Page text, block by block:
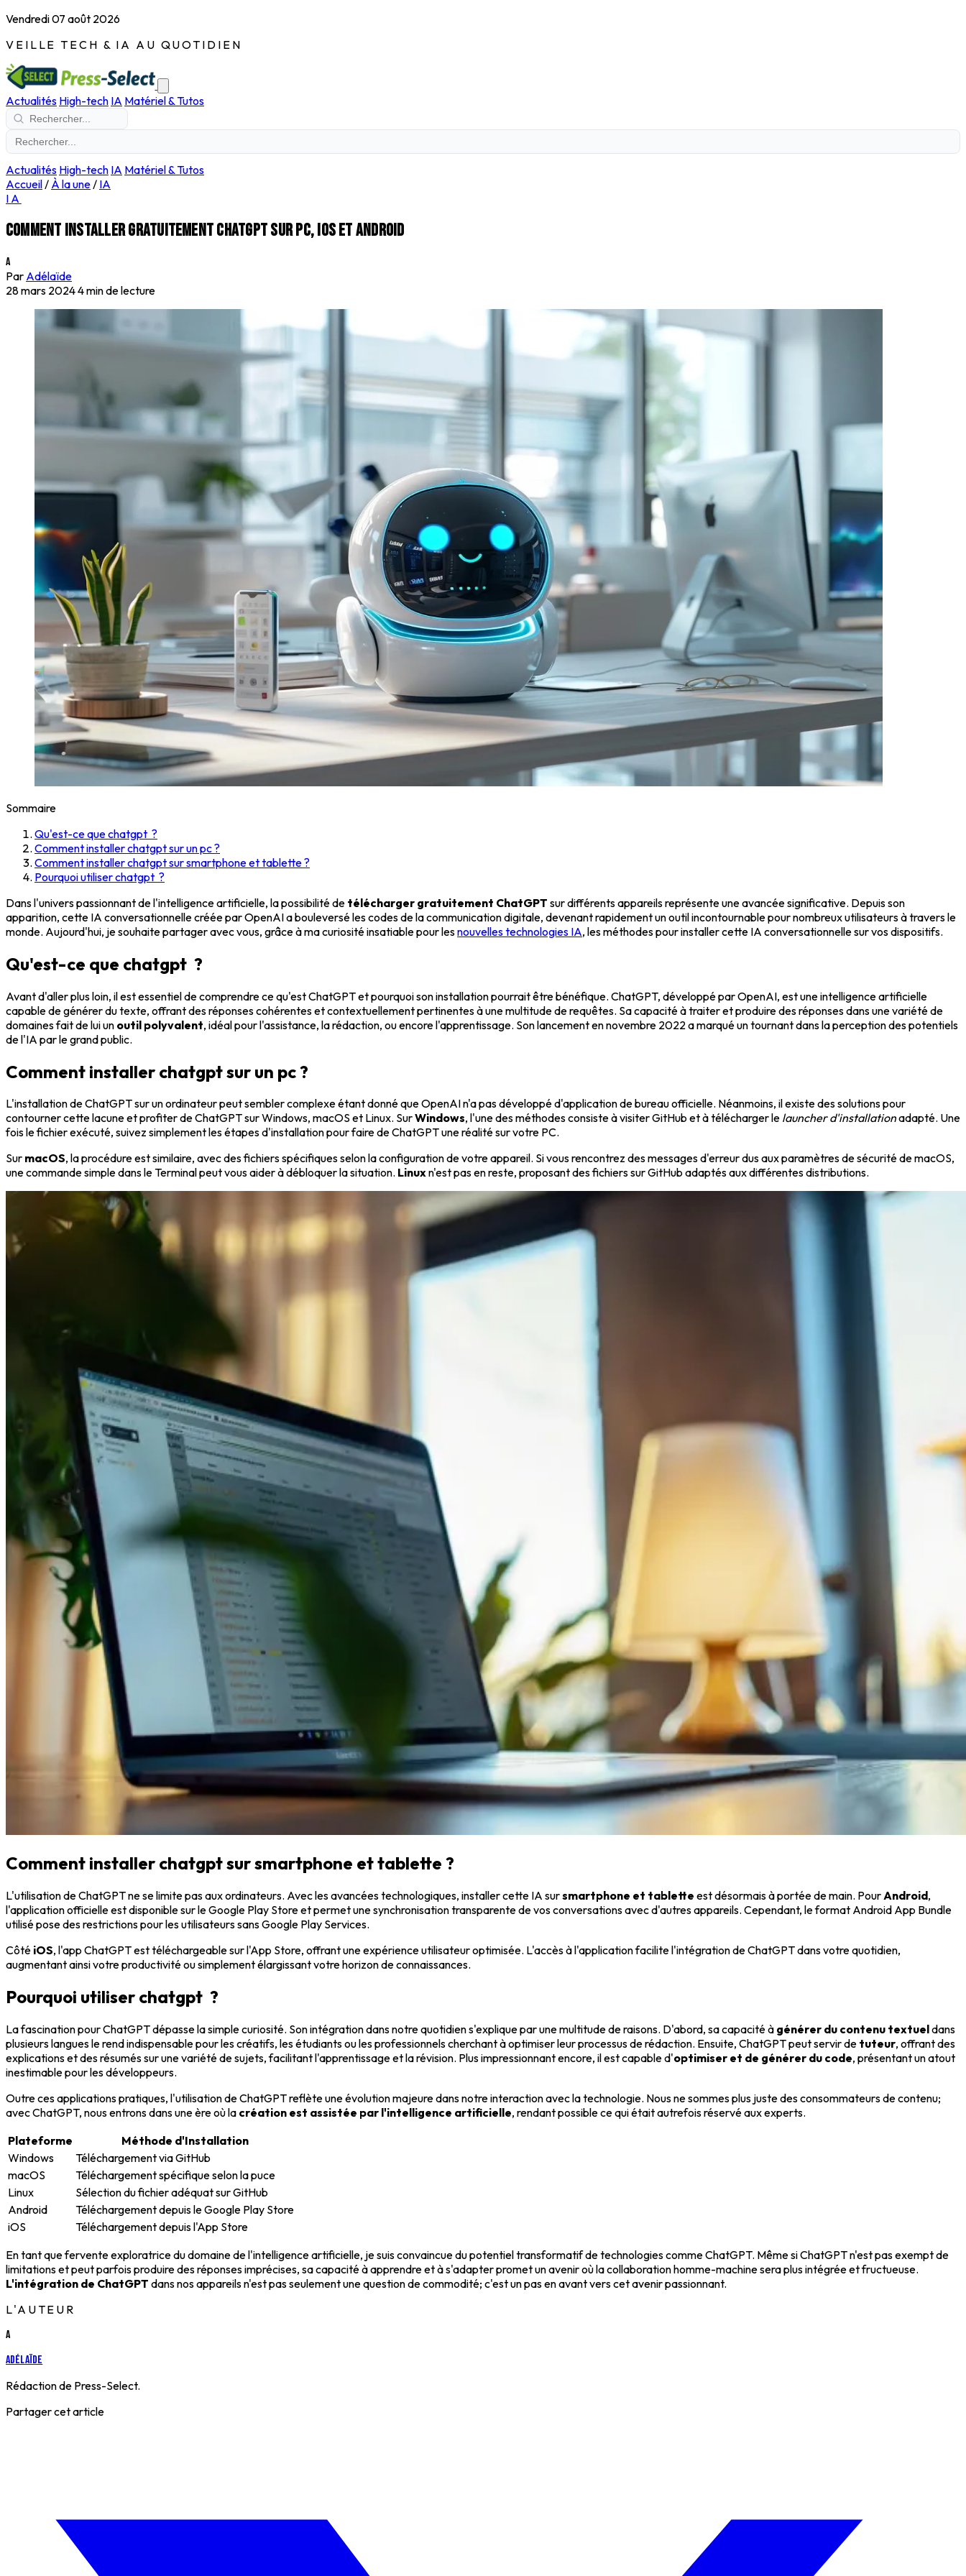
Vendredi 07 août 2026
VEILLE TECH & IA AU QUOTIDIEN
Actualités High-tech IA Matériel & Tutos
Actualités High-tech IA Matériel & Tutos
Accueil/ À la une/ IA
IA
Comment installer gratuitement ChatGPT sur PC, iOS et Android
A
Par Adélaïde
28 mars 20244 min de lecture
Sommaire
Qu'est-ce que chatgpt ?
Comment installer chatgpt sur un pc ?
Comment installer chatgpt sur smartphone et tablette ?
Pourquoi utiliser chatgpt ?
Dans l'univers passionnant de l'intelligence artificielle, la possibilité de télécharger gratuitement ChatGPT sur différents appareils représente une avancée significative. Depuis son
apparition, cette IA conversationnelle créée par OpenAI a bouleversé les codes de la communication digitale, devenant rapidement un outil incontournable pour nombreux utilisateurs à travers le
monde. Aujourd'hui, je souhaite partager avec vous, grâce à ma curiosité insatiable pour lesnouvelles technologies IA, les méthodes pour installer cette IA conversationnelle sur vos dispositifs.
Qu'est-ce que chatgpt ?
Avant d'aller plus loin, il est essentiel de comprendre ce qu'est ChatGPT et pourquoi son installation pourrait être bénéfique. ChatGPT, développé par OpenAI, est une intelligence artificielle
capable de générer du texte, offrant des réponses cohérentes et contextuellement pertinentes à une multitude de requêtes. Sa capacité à traiter et produire des réponses dans une variété de
domaines fait de lui un outil polyvalent, idéal pour l'assistance, la rédaction, ou encore l'apprentissage. Son lancement en novembre 2022 a marqué un tournant dans la perception des potentiels
de l'IA par le grand public.
Comment installer chatgpt sur un pc ?
L'installation de ChatGPT sur un ordinateur peut sembler complexe étant donné que OpenAI n'a pas développé d'application de bureau officielle. Néanmoins, il existe des solutions pour
contourner cette lacune et profiter de ChatGPT sur Windows, macOS et Linux. SurWindows, l'une des méthodes consiste à visiter GitHub et à télécharger le launcher d'installationadapté. Une
fois le fichier exécuté, suivez simplement les étapes d'installation pour faire de ChatGPT une réalité sur votre PC.
Sur macOS, la procédure est similaire, avec des fichiers spécifiques selon la configuration de votre appareil. Si vous rencontrez des messages d'erreur dus aux paramètres de sécurité de macOS,
une commande simple dans le Terminal peut vous aider à débloquer la situation. Linuxn'est pas en reste, proposant des fichiers sur GitHub adaptés aux différentes distributions.
Comment installer chatgpt sur smartphone et tablette ?
L'utilisation de ChatGPT ne se limite pas aux ordinateurs. Avec les avancées technologiques, installer cette IA sursmartphone et tablette est désormais à portée de main. PourAndroid,
l'application officielle est disponible sur le Google Play Store et permet une synchronisation transparente de vos conversations avec d'autres appareils. Cependant, le format Android App Bundle
utilisé pose des restrictions pour les utilisateurs sans Google Play Services.
Côté iOS, l'app ChatGPT est téléchargeable sur l'App Store, offrant une expérience utilisateur optimisée. L'accès à l'application facilite l'intégration de ChatGPT dans votre quotidien,
augmentant ainsi votre productivité ou simplement élargissant votre horizon de connaissances.
Pourquoi utiliser chatgpt ?
La fascination pour ChatGPT dépasse la simple curiosité. Son intégration dans notre quotidien s'explique par une multitude de raisons. D'abord, sa capacité à générer du contenu textueldans
plusieurs langues le rend indispensable pour les créatifs, les étudiants ou les professionnels cherchant à optimiser leur processus de rédaction. Ensuite, ChatGPT peut servir de tuteur, offrant des
explications et des résumés sur une variété de sujets, facilitant l'apprentissage et la révision. Plus impressionnant encore, il est capable d'optimiser et de générer du code, présentant un atout
inestimable pour les développeurs.
Outre ces applications pratiques, l'utilisation de ChatGPT reflète une évolution majeure dans notre interaction avec la technologie. Nous ne sommes plus juste des consommateurs de contenu;
avec ChatGPT, nous entrons dans une ère où la création est assistée par l'intelligence artificielle, rendant possible ce qui était autrefois réservé aux experts.
Plateforme
Méthode d'Installation
Windows
Téléchargement via GitHub
macOS
Téléchargement spécifique selon la puce
Linux
Sélection du fichier adéquat sur GitHub
Android
Téléchargement depuis le Google Play Store
iOS
Téléchargement depuis l'App Store
En tant que fervente exploratrice du domaine de l'intelligence artificielle, je suis convaincue du potentiel transformatif de technologies comme ChatGPT. Même si ChatGPT n'est pas exempt de
limitations et peut parfois produire des réponses imprécises, sa capacité à apprendre et à s'adapter promet un avenir où la collaboration homme-machine sera plus intégrée et fructueuse.
L'intégration de ChatGPT dans nos appareils n'est pas seulement une question de commodité; c'est un pas en avant vers cet avenir passionnant.
L'AUTEUR
A
Adélaïde
Rédaction de Press-Select.
Partager cet article